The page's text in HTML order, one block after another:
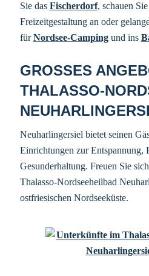
Sie das Fischerdorf, schauen
Freizeitgestaltung an oder
fürNordsee-Campingund ins
GROSSES
HALASSO-
Neuharlingersiel bietet seinen
Einrichtungen zur Entspannung,
Gesunderhaltung. Freuen Sie
Thalasso-Nordseeheilbad
ostfriesischen Nordseeküste.